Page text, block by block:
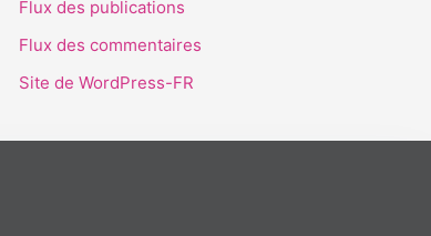
Flux des publications
Flux des commentaires
Site de WordPress-FR